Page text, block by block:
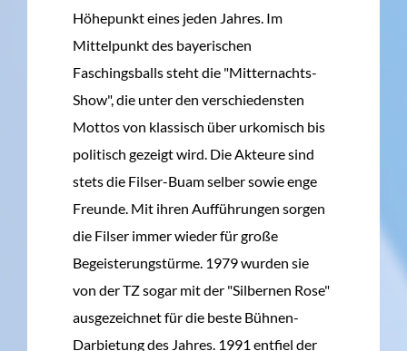
Höhepunkt eines jeden Jahres. Im
Mittelpunkt des bayerischen
Faschingsballs steht die "Mitternachts-
Show", die unter den verschiedensten
Mottos von klassisch über urkomisch bis
politisch gezeigt wird. Die Akteure sind
stets die Filser-Buam selber sowie enge
Freunde. Mit ihren Aufführungen sorgen
die Filser immer wieder für große
Begeisterungstürme. 1979 wurden sie
von der TZ sogar mit der "Silbernen Rose"
ausgezeichnet für die beste Bühnen-
Darbietung des Jahres. 1991 entfiel der